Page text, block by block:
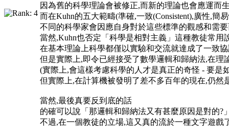
因為舊的科學理論會被修正,而新的理論也會應運而
而在Kuhn的五大範疇(準確,一致(Consistent),廣性,簡
不同的科學家會因應自身對於這些標準的觀感和需
當然,Kuhn也否定「科學是相對主義」這種教徒常
在基本理論上科學都僅以實驗和交流就達成了一致
但是實際上,即令已經接受了數學邏輯和歸納法,在
(實際上,會這樣考慮科學的人才是真正的奇怪 - 要
但實際上,在計算機被發明了差不多百年的現在,仍
當然,最後真要反到底的話
的確可以說「那邏輯和歸納法又有甚麼原因是對的?
不過,在一個教徒的立場,這又真的流於一種文字遊戲